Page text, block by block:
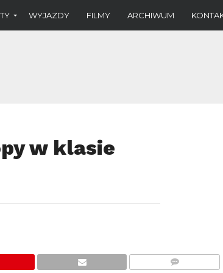
WYJAZDY FILMY ARCHIWUM
w klasie